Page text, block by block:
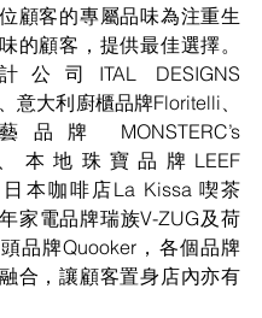
顧客的專屬品味為注重生
的顧客，提供最佳選擇。
司ITAL DESIGNS
意大利廚櫃品牌Floritelli、
牌 MONSTERC’s
、本地珠寶品牌LEEF
日本咖啡店La Kissa 喫茶
家電品牌瑞族V-ZUG及荷
品牌Quooker，各個品牌
合，讓顧客置身店內亦有